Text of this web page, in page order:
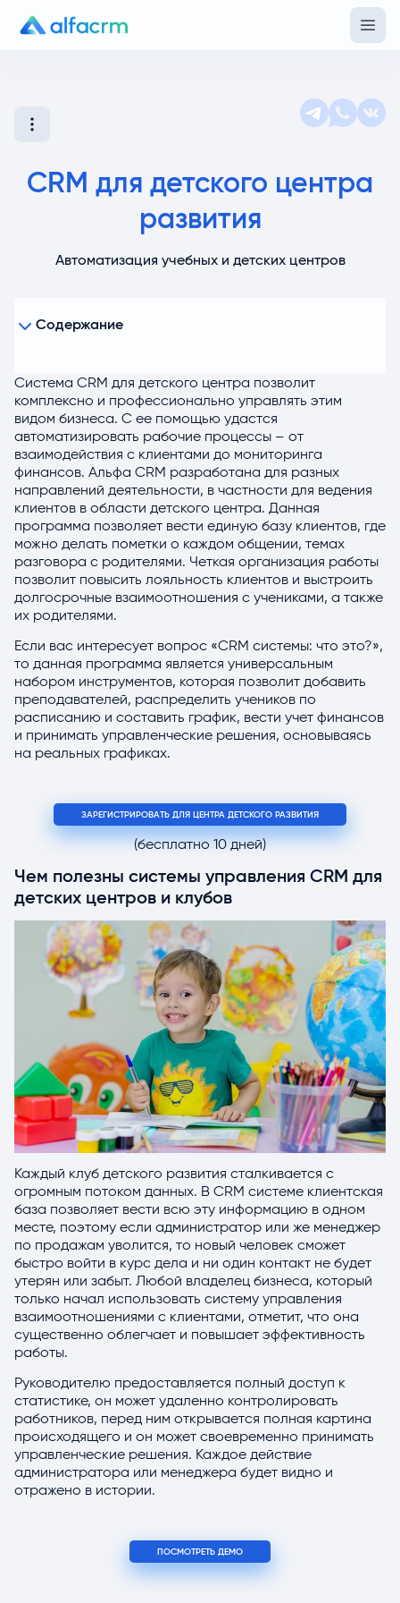
CRM для детского центра
развития
Автоматизация учебных и детских центров
Содержание
Чем полезны системы управления CRM для детских
Система CRM для детского центра позволит
комплексно и профессионально управлять этим
видом бизнеса. С ее помощью удастся
автоматизировать рабочие процессы – от
взаимодействия с клиентами до мониторинга
финансов. Альфа CRM разработана для разных
направлений деятельности, в частности для ведения
клиентов в области детского центра. Данная
программа позволяет вести единую базу клиентов, где
можно делать пометки о каждом общении, темах
разговора с родителями. Четкая организация работы
позволит повысить лояльность клиентов и выстроить
долгосрочные взаимоотношения с учениками, а также
их родителями.
Если вас интересует вопрос «CRM системы: что это?»,
то данная программа является универсальным
набором инструментов, которая позволит добавить
преподавателей, распределить учеников по
расписанию и составить график, вести учет финансов
и принимать управленческие решения, основываясь
на реальных графиках.
ЗАРЕГИСТРИРОВАТЬ ДЛЯ ЦЕНТРА ДЕТСКОГО РАЗВИТИЯ
(бесплатно 10 дней)
Чем полезны системы управления CRM для
детских центров и клубов
Каждый клуб детского развития сталкивается с
огромным потоком данных. В CRM системе клиентская
база позволяет вести всю эту информацию в одном
месте, поэтому если администратор или же менеджер
по продажам уволится, то новый человек сможет
быстро войти в курс дела и ни один контакт не будет
утерян или забыт. Любой владелец бизнеса, который
только начал использовать систему управления
взаимоотношениями с клиентами, отметит, что она
существенно облегчает и повышает эффективность
работы.
Руководителю предоставляется полный доступ к
статистике, он может удаленно контролировать
работников, перед ним открывается полная картина
происходящего и он может своевременно принимать
управленческие решения. Каждое действие
администратора или менеджера будет видно и
отражено в истории.
ПОСМОТРЕТЬ ДЕМО